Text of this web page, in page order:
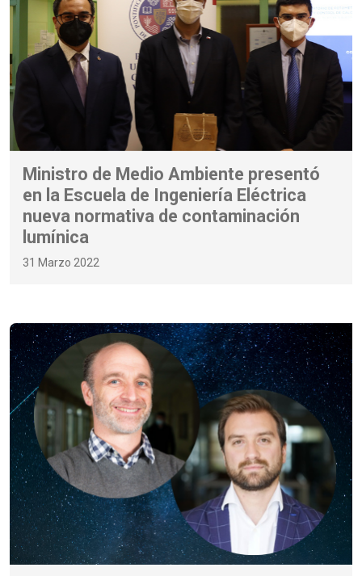
Ministro de Medio Ambiente presentó
en la Escuela de Ingeniería Eléctrica
nueva normativa de contaminación
lumínica
31 Marzo 2022